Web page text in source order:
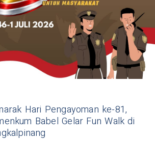
Hari Pengayoman ke-81,
Babel Gelar Fun Walk di